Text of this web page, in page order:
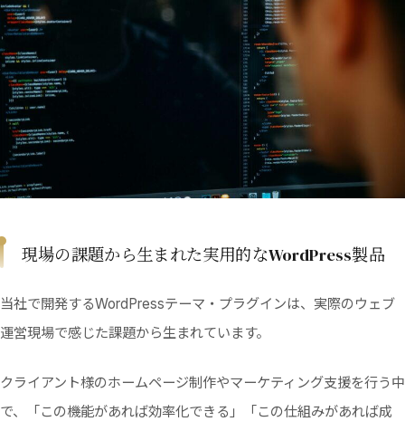
現場の課題から生まれた実用的なWordPress製品
当社で開発するWordPressテーマ・プラグインは、実際のウェブ
運営現場で感じた課題から生まれています。
クライアント様のホームページ制作やマーケティング支援を行う中
で、「この機能があれば効率化できる」「この仕組みがあれば成